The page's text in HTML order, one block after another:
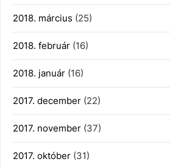
2018. március (25)
2018. február (16)
2018. január (16)
2017. december (22)
2017. november (37)
2017. október (31)